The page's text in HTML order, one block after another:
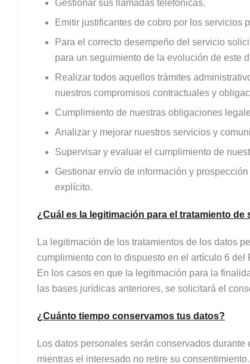
Gestionar sus llamadas telefónicas.
Emitir justificantes de cobro por los servicios
Para el correcto desempeño del servicio
para un seguimiento de la evolución de este
Realizar todos aquellos trámites
nuestros compromisos contractuales y
Cumplimiento de nuestras obligaciones
Analizar y mejorar nuestros servicios y
Supervisar y evaluar el cumplimiento de
Gestionar envío de información y
explícito.
¿Cuál es la legitimación para el tratamiento de
La legitimación de los tratamientos de los datos
cumplimiento con lo dispuesto en el artículo 6
En los casos en que la legitimación para la
las bases jurídicas anteriores, se solicitará el
¿Cuánto tiempo conservamos tus datos?
Los datos personales serán conservados
mientras el interesado no retire su